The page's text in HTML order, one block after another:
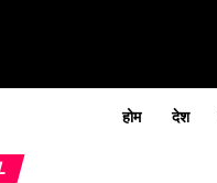
होम देश